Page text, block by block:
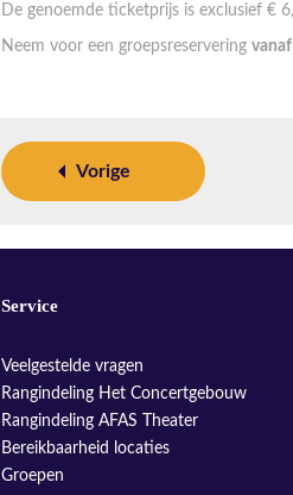
De genoemde ticketprijs is exclusief €
Neem voor een groepsreservering
Vorige
Service
Veelgestelde vragen
Rangindeling Het Concertgebouw
Rangindeling AFAS Theater
Bereikbaarheid locaties
Groepen